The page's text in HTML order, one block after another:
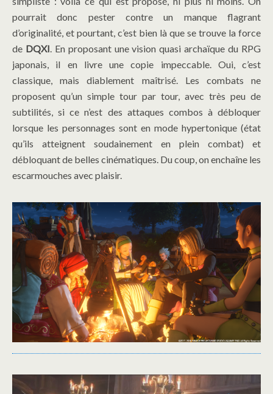
pourrait donc pester contre un manque flagrant
d’originalité, et pourtant, c’est bien là que se trouve la force
de DQXI . En proposant une vision quasi archaïque du RPG
japonais, il en livre une copie impeccable. Oui, c’est
classique, mais diablement maîtrisé. Les combats ne
proposent qu’un simple tour par tour, avec très peu de
subtilités, si ce n’est des attaques combos à débloquer
lorsque les personnages sont en mode hypertonique (état
qu’ils atteignent soudainement en plein combat) et
débloquant de belles cinématiques. Du coup, on enchaîne les
escarmouches avec plaisir.